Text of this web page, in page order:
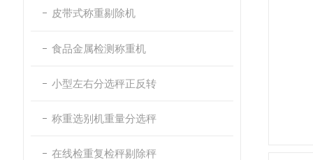
皮带式称重剔除机
食品金属检测称重机
小型左右分选秤正反转
称重选别机重量分选秤
在线检重复检秤剔除秤